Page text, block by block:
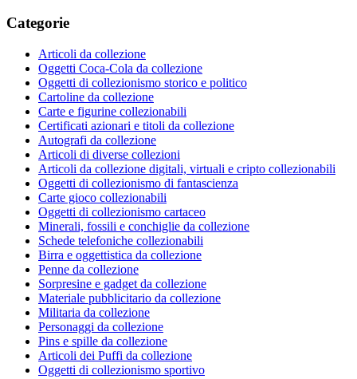
Categorie
Articoli da collezione
Oggetti Coca-Cola da collezione
Oggetti di collezionismo storico e politico
Cartoline da collezione
Carte e figurine collezionabili
Certificati azionari e titoli da collezione
Autografi da collezione
Articoli di diverse collezioni
Articoli da collezione digitali, virtuali e cripto collezionabili
Oggetti di collezionismo di fantascienza
Carte gioco collezionabili
Oggetti di collezionismo cartaceo
Minerali, fossili e conchiglie da collezione
Schede telefoniche collezionabili
Birra e oggettistica da collezione
Penne da collezione
Sorpresine e gadget da collezione
Materiale pubblicitario da collezione
Militaria da collezione
Personaggi da collezione
Pins e spille da collezione
Articoli dei Puffi da collezione
Oggetti di collezionismo sportivo